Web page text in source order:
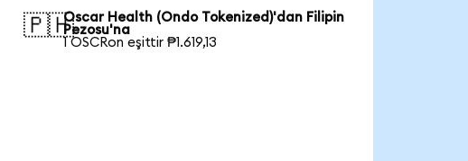
🇵🇭Oscar Health (Ondo Tokenized)'dan Filipin
Pezosu'na
1 OSCRon eşittir ₱1.619,13